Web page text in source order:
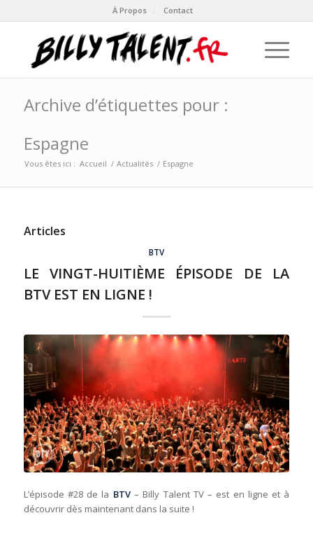
À Propos Contact
Archive d’étiquettes pour :
Espagne
Vous êtes ici : Accueil / Actualités / Espagne
Articles
BTV
LE VINGT-HUITIÈME ÉPISODE DE LA
BTV EST EN LIGNE !
L’épisode #28 de la BTV– Billy Talent TV – est en ligne et à
découvrir dès maintenant dans la suite !